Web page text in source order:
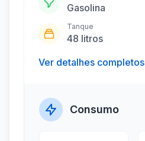
Gasolina
Tanque
48 litros
Ver detalhes completos
Consumo